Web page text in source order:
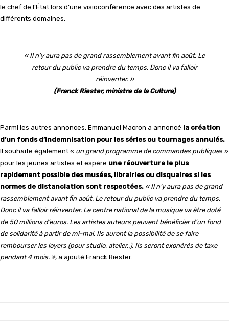
le chef de l’État lors d’une visioconférence avec des artistes de
différents domaines.
« Il n’y aura pas de grand rassemblement avant fin août. Le
retour du public va prendre du temps. Donc il va falloir
réinventer. »
(Franck Riester, ministre de la Culture)
Parmi les autres annonces, Emmanuel Macron a annoncé la création
d’un fonds d’indemnisation pour les séries ou tournages annulés.
Il souhaite également « un grand programme de commandes publiques »
pour les jeunes artistes et espère une réouverture le plus
rapidement possible des musées, librairies ou disquaires si les
normes de distanciation sont respectées. « Il n’y aura pas de grand
rassemblement avant fin août. Le retour du public va prendre du temps.
Donc il va falloir réinventer. Le centre national de la musique va être doté
de 50 millions d’euros. Les artistes auteurs peuvent bénéficier d’un fond
de solidarité à partir de mi-mai. Ils auront la possibilité de se faire
rembourser les loyers (pour studio, atelier..). Ils seront exonérés de taxe
pendant 4 mois. », a ajouté Franck Riester.